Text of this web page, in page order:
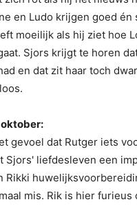
en Ludo krijgen goed
moeilijk als hij ziet hoe
Sjors krijgt te horen
en dat zit haar toch
gevoel dat Rutger iets
Sjors' liefdesleven een
Rikki
mis. Rik is hier furieus